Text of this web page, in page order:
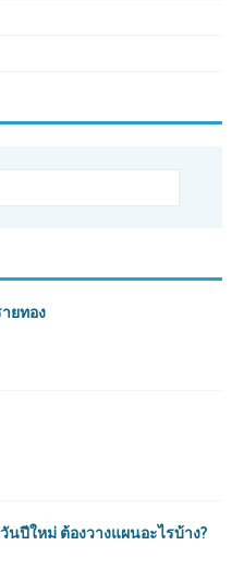
ยทอง
นปีใหม่ ต้องวางแผนอะไรบ้าง?